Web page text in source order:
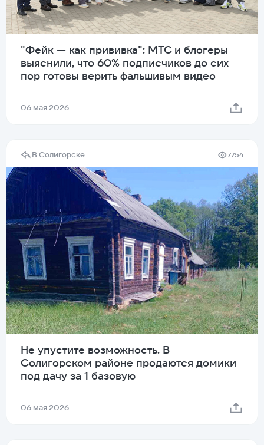
"Фейк — как прививка": МТС и блогеры
выяснили, что 60% подписчиков до сих
пор готовы верить фальшивым видео
06 мая 2026
В Солигорске 7754
Не упустите возможность. В
Солигорском районе продаются домики
под дачу за 1 базовую
06 мая 2026